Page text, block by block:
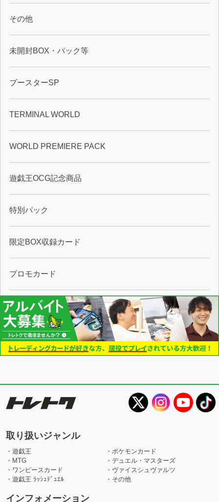
その他
未開封BOX・パック等
ブースターSP
TERMINAL WORLD
WORLD PREMIERE PACK
遊戯王OCG記念商品
特別パック
限定BOX収録カード
プロモカード
取り扱いジャンル
・遊戯王
・ポケモンカード
・MTG
・デュエル・マスターズ
・ワンピースカード
・ヴァイスシュヴァルツ
・遊戯王 ﾗｯｼｭﾃﾞｭｴﾙ
・その他
インフォメーション